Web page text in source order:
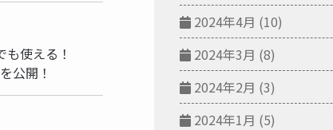
も使える！
公開！
2024年4月 (10)
2024年3月 (8)
2024年2月 (3)
2024年1月 (5)